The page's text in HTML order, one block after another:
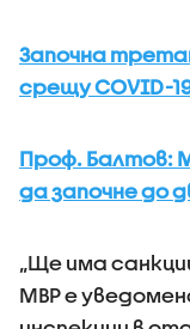
Започна
срещу COVID-
Проф. Балтов:
да започне до
„Ще има
МВР е